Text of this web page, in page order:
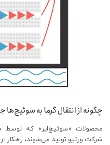
چگونه از انتقال گرما به سوئیچ‌ها
شرکت ورتیو تولید ‌می‌شوند، راهکار